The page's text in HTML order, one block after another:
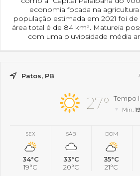
economia focada na agricultura
população estimada em 2021 foi de
área total é de 84 km². Matureia
com uma pluviosidade média
Patos, PB
27° Tempo
Mín.
SEX
34°C
19°C
SÁB
33°C
20°C
DOM
35°C
21°C